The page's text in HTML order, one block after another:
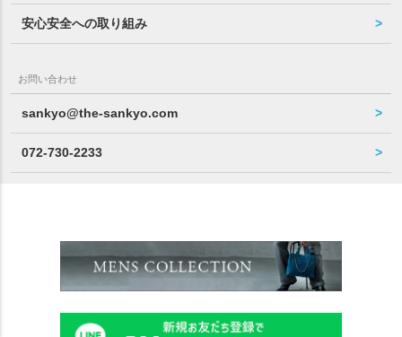
安心安全への取り組み
お問い合わせ
sankyo@the-sankyo.com
072-730-2233